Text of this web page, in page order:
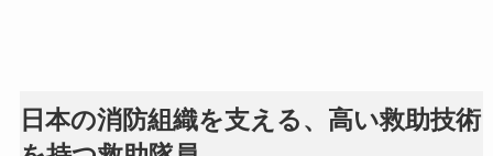
日本の消防組織を支える、高い救助技術